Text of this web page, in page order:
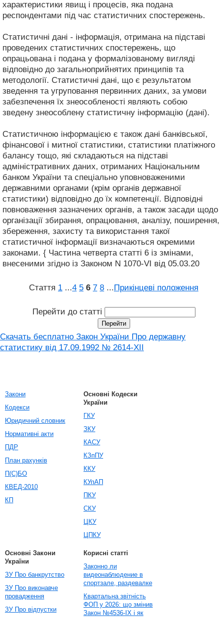
характеристики явищ і процесів, яка подана
респондентами під час статистичних спостережень.
Статистичні дані - інформація, отримана на підставі
проведених статистичних спостережень, що
опрацьована і подана у формалізованому вигляді
відповідно до загальноприйнятих принципів та
методології. Статистичні дані, що є результатом
зведення та угруповання первинних даних, за умови
забезпечення їх знеособленості являють собою
зведену знеособлену статистичну інформацію (дані).
Статистичною інформацією є також дані банківської,
фінансової і митної статистики, статистики платіжного
балансу тощо, які складаються на підставі
адміністративних даних, отриманих Національним
банком України та спеціально уповноваженими
державними органами (крім органів державної
статистики) відповідно до їх компетенції. Відповідні
повноваження зазначених органів, а також засади щодо
організації збирання, опрацювання, аналізу, поширення,
збереження, захисту та використання такої
статистичної інформації визначаються окремими
законами. { Частина четверта статті 6 із змінами,
внесеними згідно із Законом N 1070-VI від 05.03.20
Стаття 1 ...4 5 6 7 8 ...Прикінцеві положення
Перейти до статті
Скачать бесплатно Закон України Про державну
статистику від 17.09.1992 № 2614-XII
Закони
Кодекси
Юридичний словник
Нормативні акти
ПДР
План рахунків
П(С)БО
КВЕД-2010
КП
Основні Кодески
України
ГКУ
ЗКУ
КАСУ
КЗпПУ
ККУ
КУпАП
ПКУ
СКУ
ЦКУ
ЦПКУ
Основні Закони
України
ЗУ Про банкрутство
ЗУ Про виконавче
провадження
ЗУ Про відпустки
Корисні статті
Законно ли
видеонаблюдение в
спортзале, раздевалке
Квартальна звітність
ФОП у 2026: що змінив
Закон №4536-IX і як